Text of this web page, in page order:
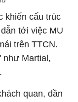
khiến cấu trúc
tới việc MU
trên TTCN.
như Martial,
quan, dần